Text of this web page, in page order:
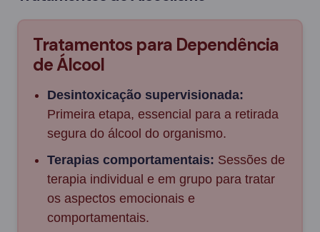
Tratamentos para Dependência
de Álcool
Desintoxicação supervisionada:
Primeira etapa, essencial para a retirada
segura do álcool do organismo.
Terapias comportamentais: Sessões de
terapia individual e em grupo para tratar
os aspectos emocionais e
comportamentais.